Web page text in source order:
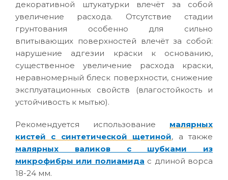
декоративной штукатурки влечёт за собой
увеличение расхода. Отсутствие стадии
грунтования особенно для сильно
впитывающих поверхностей влечёт за собой:
нарушение адгезии краски к основанию,
существенное увеличение расхода краски,
неравномерный блеск поверхности, снижение
эксплуатационных свойств (влагостойкость и
устойчивость к мытью).
Рекомендуется использование малярных
кистей с синтетической щетиной, а также
малярных валиков с шубками из
микрофибры или полиамида с длиной ворса
18-24 мм.